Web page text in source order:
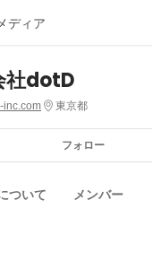
ディア
社dotD
inc.com 東京都
フォロー
ついて メンバー